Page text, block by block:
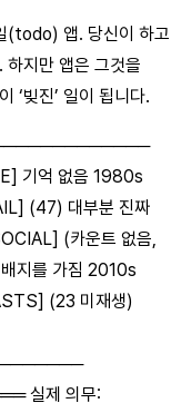
(todo) 앱. 당신이 하고
하지만 앱은 그것을
‘빚진’ 일이 됩니다.
기억 없음 1980s
(47) 대부분 진짜
(카운트 없음,
지를 가짐 2010s
(23 미재생)
실제 의무: